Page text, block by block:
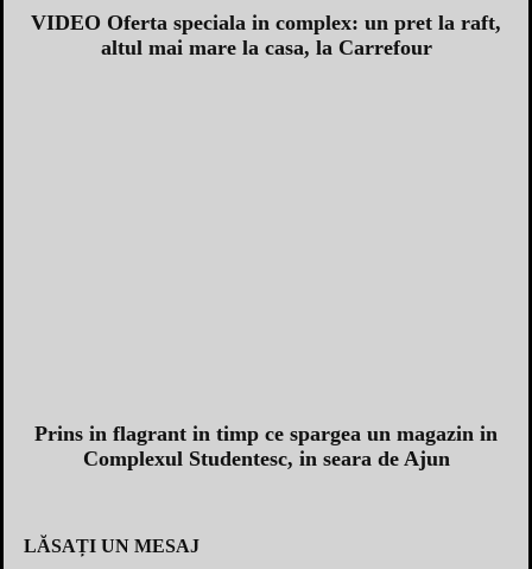
VIDEO Oferta speciala in complex: un pret la raft,
altul mai mare la casa, la Carrefour
Prins in flagrant in timp ce spargea un magazin in
Complexul Studentesc, in seara de Ajun
LĂSAȚI UN MESAJ